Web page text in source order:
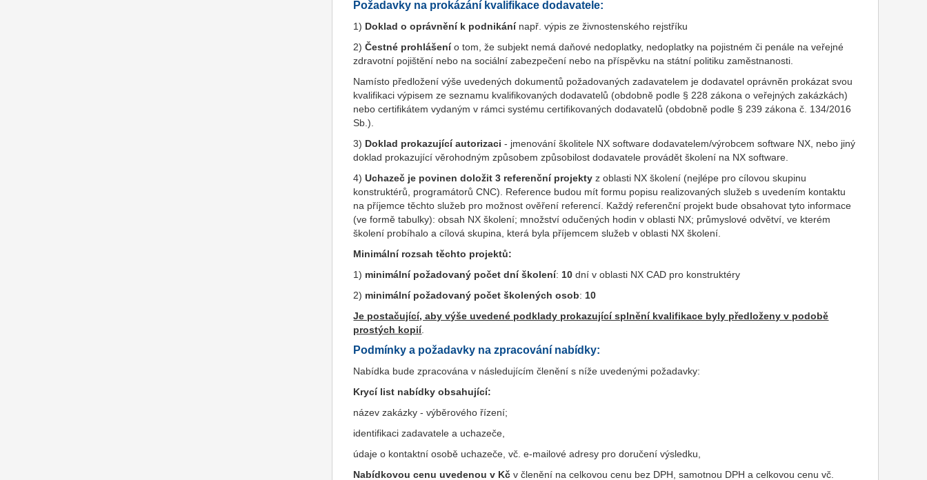
Požadavky na prokázání kvalifikace dodavatele:
1) Doklad o oprávnění k podnikání např. výpis ze živnostenského rejstříku
2)Čestné prohlášenío tom, že subjekt nemá daňové nedoplatky, nedoplatky na pojistném či penále na veřejné
zdravotní pojištění nebo na sociální zabezpečení nebo na příspěvku na státní politiku zaměstnanosti.
Namísto předložení výše uvedených dokumentů požadovaných zadavatelem je dodavatel oprávněn prokázat svou
kvalifikaci výpisem ze seznamu kvalifikovaných dodavatelů (obdobně podle § 228 zákona o veřejných zakázkách)
nebo certifikátem vydaným v rámci systému certifikovaných dodavatelů (obdobně podle § 239 zákona č. 134/2016
Sb.).
3) Doklad prokazující autorizaci- jmenování školitele NX software dodavatelem/výrobcem software NX, nebo jiný
doklad prokazující věrohodným způsobem způsobilost dodavatele provádět školení na NX software.
4)Uchazeč je povinen doložit 3 referenční projektyz oblasti NX školení (nejlépe pro cílovou skupinu
konstruktérů, programátorů CNC). Reference budou mít formu popisu realizovaných služeb s uvedením kontaktu
na příjemce těchto služeb pro možnost ověření referencí. Každý referenční projekt bude obsahovat tyto informace
(ve formě tabulky): obsah NX školení; množství odučených hodin v oblasti NX; průmyslové odvětví, ve kterém
školení probíhalo a cílová skupina, která byla příjemcem služeb v oblasti NX školení.
Minimální rozsah těchto projektů:
1) minimální požadovaný počet dní školení: 10dní v oblasti NX CAD pro konstruktéry
2) minimální požadovaný počet školených osob: 10
Je postačující, aby výše uvedené podklady prokazující splnění kvalifikace byly předloženy v podobě
prostých kopií.
Podmínky a požadavky na zpracování nabídky:
Nabídka bude zpracována v následujícím členění s níže uvedenými požadavky:
Krycí list nabídky obsahující:
název zakázky - výběrového řízení;
identifikaci zadavatele a uchazeče,
údaje o kontaktní osobě uchazeče, vč. e-mailové adresy pro doručení výsledku,
Nabídkovou cenu uvedenou v Kčv členění na celkovou cenu bez DPH, samotnou DPH a celkovou cenu vč.